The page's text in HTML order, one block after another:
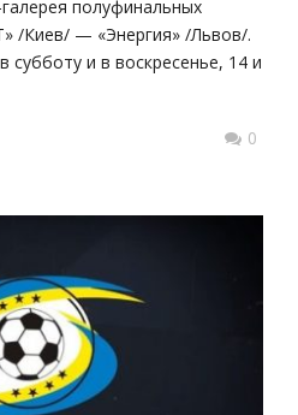
полуфинальных
/Киев/ — «Энергия» /Львов/.
субботу и в воскресенье, 14 и
0